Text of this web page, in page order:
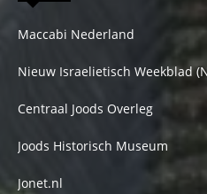
Maccabi Nederland
Nieuw Israelietisch Weekblad
Centraal Joods Overleg
Joods Historisch Museum
Jonet.nl